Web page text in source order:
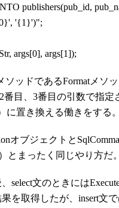
publishers(pub_id,
'{1}')";
args[0], args[1]);
ソッドであるFormatメソ
目、3番目の引数で指
に置き換える働きをする。
オブジェクトと
とまったく同じやり方だ。
文のときには
を取得したが、insert文